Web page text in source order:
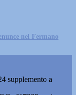
nel Fermano
supplemento a